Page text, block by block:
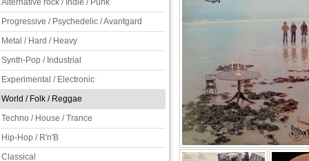
Alternative rock / Indie / Punk
Progressive / Psychedelic / Avantgard
Metal / Hard / Heavy
Synth-Pop / Industrial
Experimental / Electronic
World / Folk / Reggae
Techno / House / Trance
Hip-Hop / R'n'B
Classical